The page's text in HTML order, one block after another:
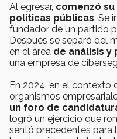
Al egresar, comenzó
políticas públicas. Se
fundador de un partido
Después se separó del
en el área de análisis y
una empresa de
En 2024, en el contexto
organismos
un foro de
logró un ejercicio que
sentó precedentes para